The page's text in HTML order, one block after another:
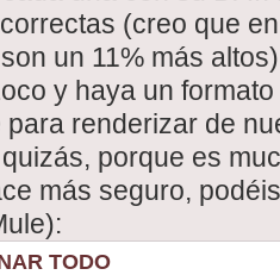
(creo que
un 11% más
y haya un
renderizar de
porque es
más seguro,
TODO